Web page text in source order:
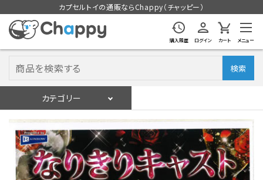
カプセルトイの通販ならChappy（チャッピー）
購入履歴 ログイン カート メニュー
検索
カテゴリー
ログイン 会員登録
入荷スケジュールをチェック